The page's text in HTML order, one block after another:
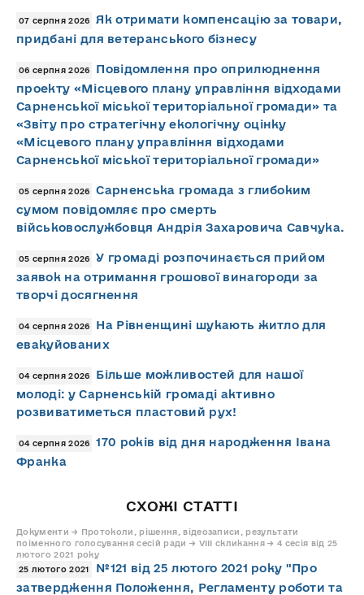
07 серпня 2026
Як отримати компенсацію за товари,
придбані для ветеранського бізнесу
06 серпня 2026
Повідомлення про оприлюднення
проекту «Місцевого плану управління відходами
Сарненської міської територіальної громади» та
«Звіту про стратегічну екологічну оцінку
«Місцевого плану управління відходами
Сарненської міської територіальної громади»
05 серпня 2026
Сарненська громада з глибоким
сумом повідомляє про смерть
військовослужбовця Андрія Захаровича Савчука.
05 серпня 2026
У громаді розпочинається прийом
заявок на отримання грошової винагороди за
творчі досягнення
04 серпня 2026
На Рівненщині шукають житло для
евакуйованих
04 серпня 2026
Більше можливостей для нашої
молоді: у Сарненській громаді активно
розвиватиметься пластовий рух!
04 серпня 2026
170 років від дня народження Івана
Франка
СХОЖІ СТАТТІ
Документи → Протоколи, рішення, відеозаписи, результати
поіменного голосування сесій ради → VIII скликання → 4 сесія від 25
лютого 2021 року
25 лютого 2021
№121 від 25 лютого 2021 року "Про
затвердження Положення, Регламенту роботи та